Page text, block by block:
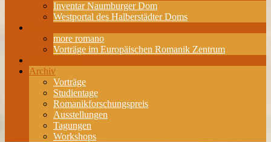
Inventar Naumburger Dom
Westportal des Halberstädter Doms
more romano
Vorträge im Europäischen Romanik Zentrum
Archiv
Vorträge
Studientage
Romanikforschungspreis
Ausstellungen
Tagungen
Workshops